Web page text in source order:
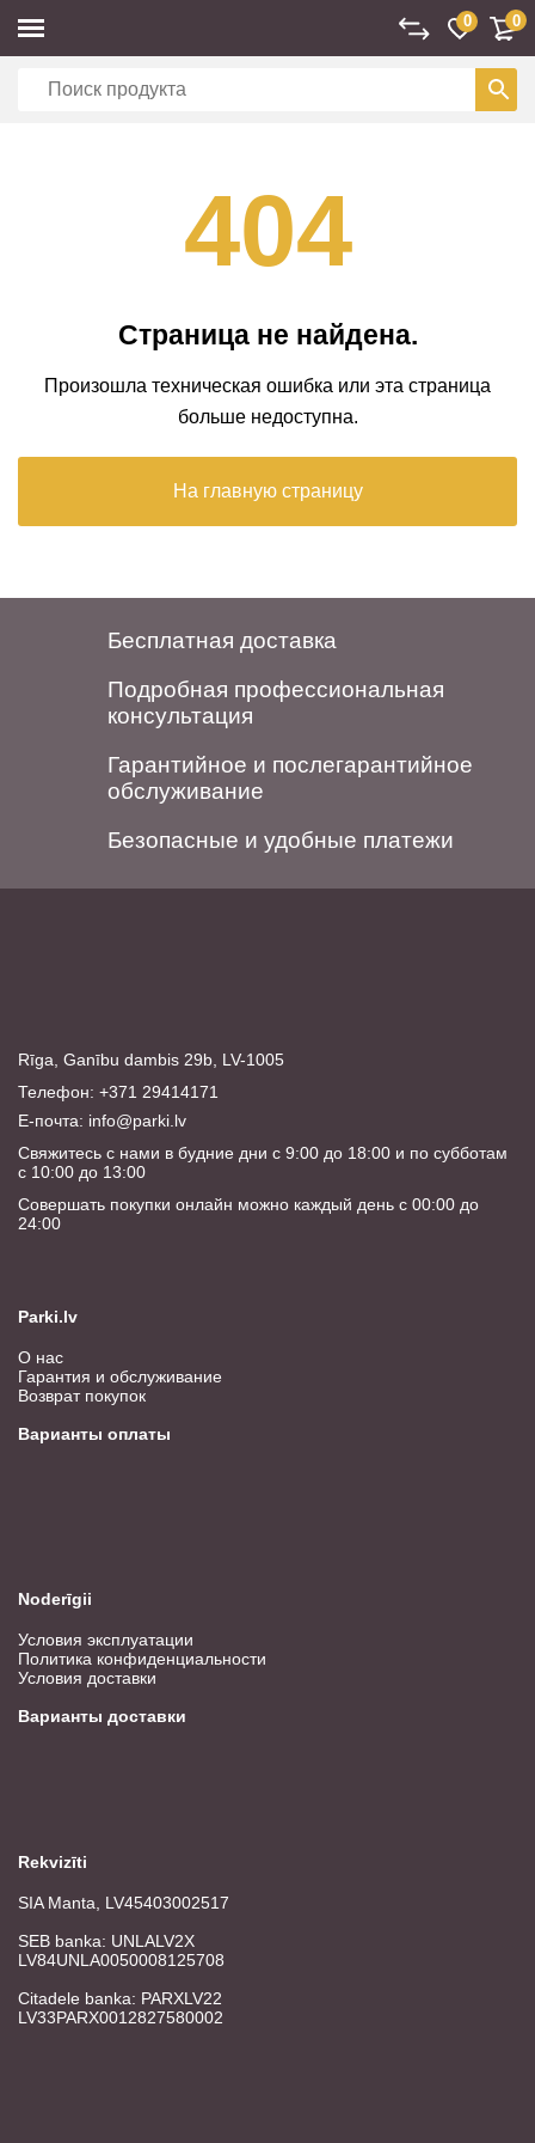
0 0
404
Страница не найдена.
Произошла техническая ошибка или эта страница
больше недоступна.
На главную страницу
Бесплатная доставка
Подробная профессиональная
консультация
Гарантийное и послегарантийное
обслуживание
Безопасные и удобные платежи
Rīga, Ganību dambis 29b, LV-1005
Телефон: +371 29414171
E-почта: info@parki.lv
Свяжитесь с нами в будние дни с 9:00 до 18:00 и по субботам
с 10:00 до 13:00
Совершать покупки онлайн можно каждый день с 00:00 до
24:00
Parki.lv
О нас
Гарантия и обслуживание
Возврат покупок
Варианты оплаты
Noderīgii
Условия эксплуатации
Политика конфиденциальности
Условия доставки
Варианты доставки
Rekvizīti
SIA Manta, LV45403002517
SEB banka: UNLALV2X
LV84UNLA0050008125708
Citadele banka: PARXLV22
LV33PARX0012827580002